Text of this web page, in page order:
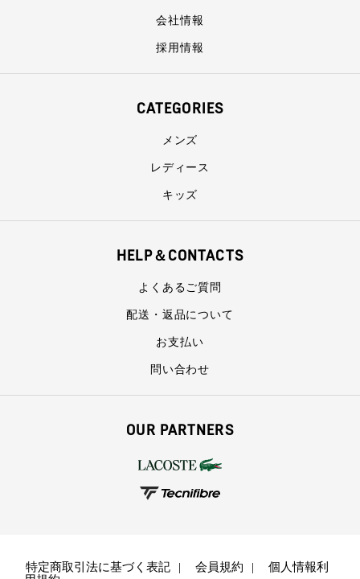
会社情報
採用情報
CATEGORIES
メンズ
レディース
キッズ
HELP＆CONTACTS
よくあるご質問
配送・返品について
お支払い
問い合わせ
OUR PARTNERS
特定商取引法に基づく表記 会員規約
個人情報利